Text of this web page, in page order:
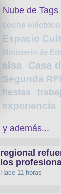
Nube de Tags
coche eléctrico
Espacio
Ministerio de
alsa Casa
Segunda
fiestas
experiencia
y además...
regional
los
Hace 11 horas